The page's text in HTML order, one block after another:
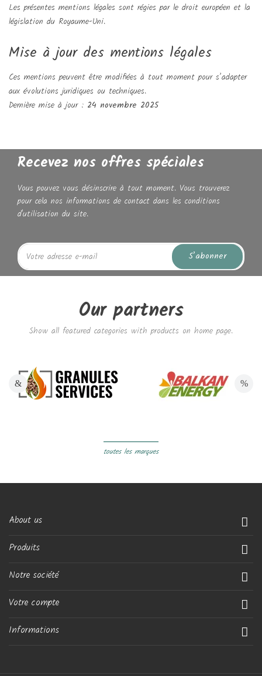
Les présentes mentions légales sont régies par le droit européen et la
législation du Royaume-Uni.
Mise à jour des mentions légales
Ces mentions peuvent être modifiées à tout moment pour s’adapter
aux évolutions juridiques ou techniques.
Dernière mise à jour : 24 novembre 2025
Recevez nos offres spéciales
Vous pouvez vous désinscrire à tout moment. Vous trouverez
pour cela nos informations de contact dans les conditions
d'utilisation du site.
S’abonner
Our partners
Show all featured categories with products on home page.
toutes les marques
About us 
Produits 
Notre société 
Votre compte 
Informations 